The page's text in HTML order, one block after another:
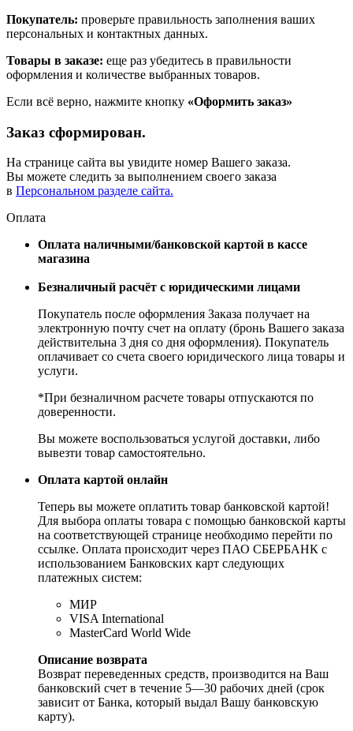
Покупатель: проверьте правильность заполнения ваших
персональных и контактных данных.
Товары в заказе: еще раз убедитесь в правильности
оформления и количестве выбранных товаров.
Если всё верно, нажмите кнопку «Оформить заказ»
Заказ сформирован.
На странице сайта вы увидите номер Вашего заказа.
Вы можете следить за выполнением своего заказа
в Персональном разделе сайта.
Оплата
Оплата наличными/банковской картой в кассе
магазина
Безналичный расчёт с юридическими лицами
Покупатель после оформления Заказа получает на
электронную почту счет на оплату (бронь Вашего заказа
действительна 3 дня со дня оформления). Покупатель
оплачивает со счета своего юридического лица товары и
услуги.
*При безналичном расчете товары отпускаются по
доверенности.
Вы можете воспользоваться услугой доставки, либо
вывезти товар самостоятельно.
Оплата картой онлайн
Теперь вы можете оплатить товар банковской картой!
Для выбора оплаты товара с помощью банковской карты
на соответствующей странице необходимо перейти по
ссылке. Оплата происходит через ПАО СБЕРБАНК с
использованием Банковских карт следующих
платежных систем:
МИР
VISA International
MasterCard World Wide
Описание возврата
Возврат переведенных средств, производится на Ваш
банковский счет в течение 5—30 рабочих дней (срок
зависит от Банка, который выдал Вашу банковскую
карту).